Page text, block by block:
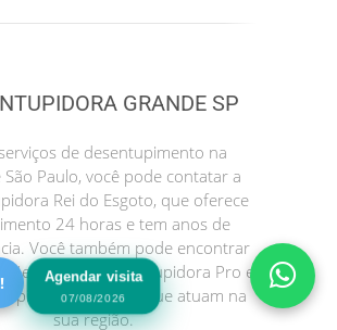
GRANDE SP
de desentupimento na
São Paulo, você pode contatar a
Rei do Esgoto, que oferece
24 horas e tem anos de
Você também pode encontrar
como a Desentupidora Pro e
no Bairro, que atuam na
sua região.
Agendar visita
07/08/2026
Precisa de Ajuda?
São Paulo! Precisa de
ajuda?
Online